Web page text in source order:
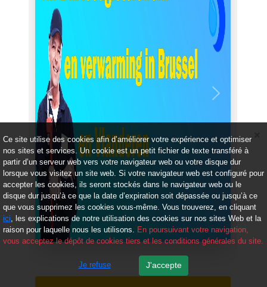
Précédent Suivant
Ce site utilise des cookies afin d’améliorer votre expérience et optimiser
nos sites et services. Un cookie est un petit fichier de texte transféré à
partir d’un serveur web vers votre navigateur web ou votre disque dur
lorsque vous visitez un site web. Si votre navigateur web est configuré pour
accepter les cookies, ils seront stockés dans le navigateur web ou le
disque dur jusqu’à ce que la date d’expiration soit dépassée ou jusqu’à ce
que vous supprimez les cookies vous-même. Vous trouverez, en cliquant
ici, les explications de notre utilisation des cookies sur nos sites Web et la
raison pour laquelle nous les utilisons. En poursuivant votre navigation,
vous acceptez le dépôt de cookies tiers et les conditions générales du site.
Je refuse J'accepte